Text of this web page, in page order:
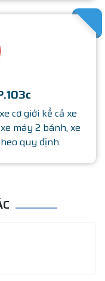
cơ giới kể cả xe
máy 2 bánh, xe
quy định.